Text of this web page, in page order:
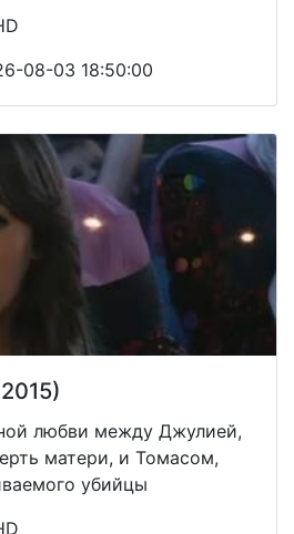
08-03 18:50:00
любви между Джулией,
матери, и Томасом,
убийцы